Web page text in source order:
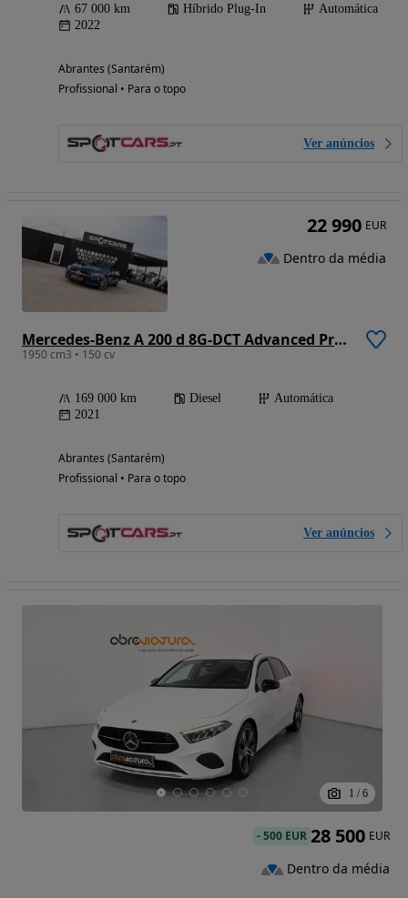
67 000 km Híbrido Plug-In
Automática
2022
Abrantes (Santarém)
Profissional • Para o topo
Ver anúncios
Mercedes-Benz A 200 d 8G-DCT Advanced Progressive
1950 cm3 • 150 cv
169 000 km Diesel
Automática
2021
Abrantes (Santarém)
Profissional • Para o topo
Ver anúncios
22 990 EUR
Dentro da média
1 / 6
-500 EUR 28 500 EUR
Dentro da média